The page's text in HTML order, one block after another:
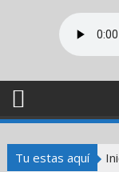
Tu estas aquí